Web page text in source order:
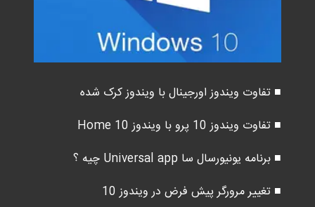
■ تفاوت ویندوز اورجینال با ویندوز کرک شده
■ تفاوت ویندوز 10 پرو با ویندوز 10 Home
■ برنامه یونیورسال سا Universal app چیه ؟
■ تغییر مرورگر پیش فرض در ویندوز 10